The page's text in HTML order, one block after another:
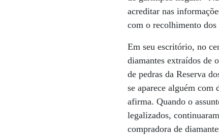
acreditar nas
com o recolhimento dos
Em seu escritório, no
diamantes extraídos de
de pedras da Reserva
se aparece alguém com
afirma. Quando o
legalizados,
compradora de